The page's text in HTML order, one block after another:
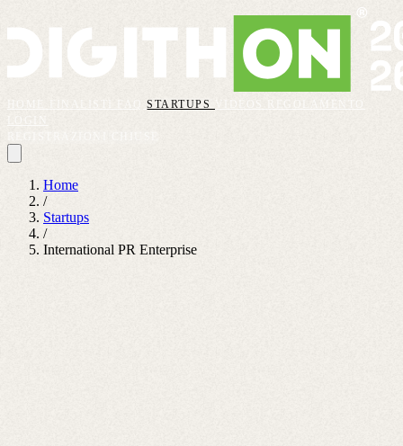
FAQSTARTUPS VIDEOS
REGOLAMENTO
Home
/
Startups
/
International PR Enterprise